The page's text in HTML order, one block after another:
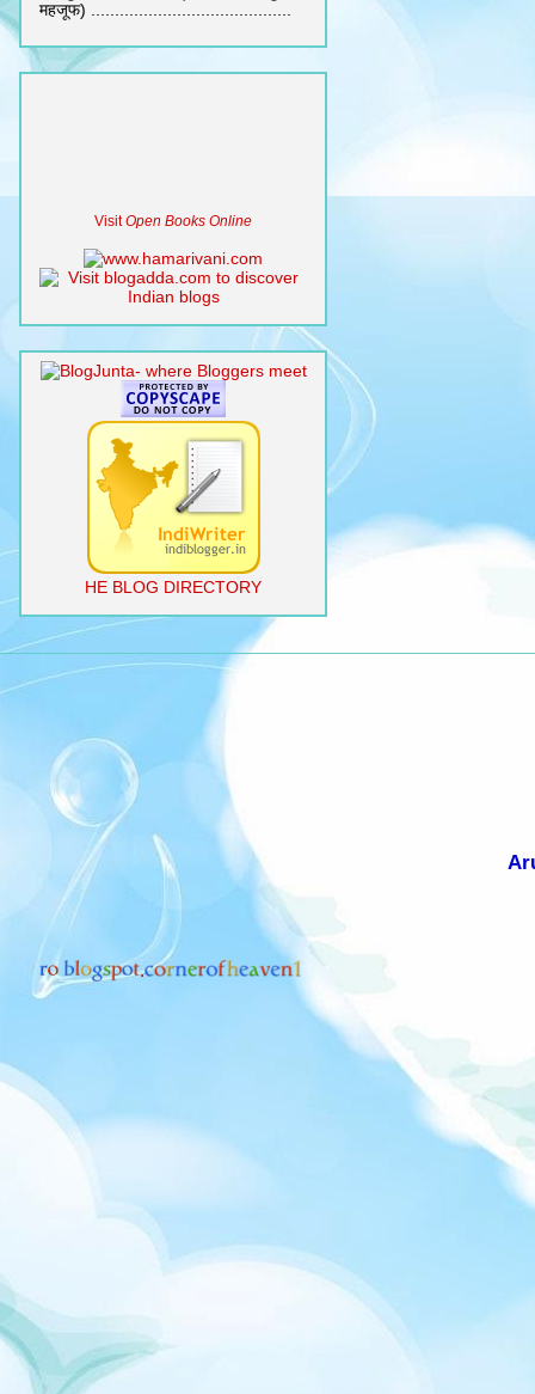
महजूफ) ..........................................
VisitOpen Books Online
HE BLOG DIRECTORY